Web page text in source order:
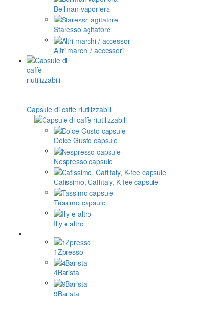
Bellman vaporiera
Staresso agitatore
Altri marchi / accessori
Capsule di caffè riutilizzabili
Dolce Gusto capsule
Nespresso capsule
Cafissimo, Caffitaly, K-fee capsule
Tassimo capsule
Illy e altro
1Zpresso
4Barista
9Barista